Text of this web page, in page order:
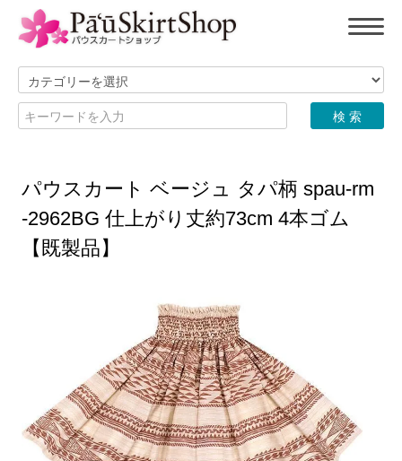
パウスカート ベージュ タパ柄 spau-rm
-2962BG 仕上がり丈約73cm 4本ゴム
【既製品】